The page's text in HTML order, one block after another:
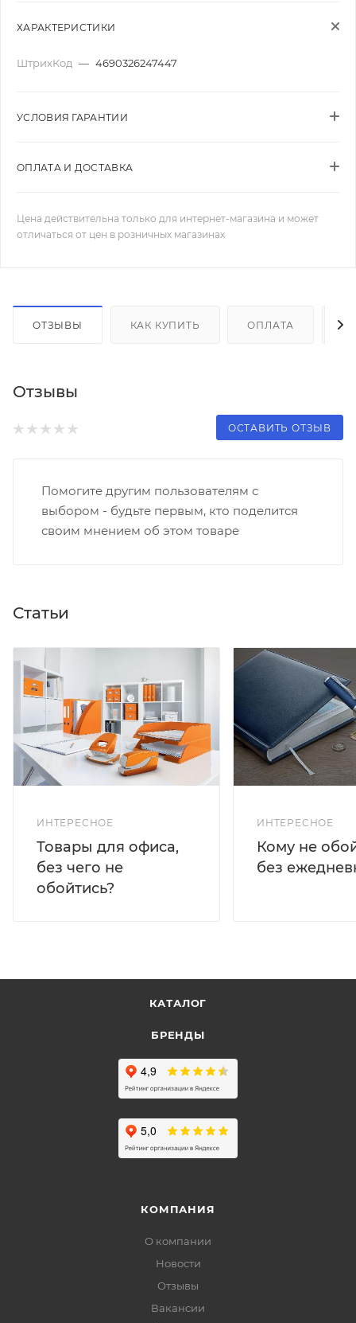
ХАРАКТЕРИСТИКИ
ШтрихКод — 4690326247447
УСЛОВИЯ ГАРАНТИИ
ОПЛАТА И ДОСТАВКА
Цена действительна только для интернет-магазина и может
отличаться от цен в розничных магазинах
ОТЗЫВЫ КАК КУПИТЬ ОПЛАТА
Отзывы
ОСТАВИТЬ ОТЗЫВ
Помогите другим пользователям с
выбором - будьте первым, кто поделится
своим мнением об этом товаре
Статьи
ИНТЕРЕСНОЕ
Товары для офиса,
без чего не
обойтись?
ИНТЕРЕСНОЕ
Кому не
без
КАТАЛОГ
БРЕНДЫ
КОМПАНИЯ
О компании
Новости
Отзывы
Вакансии